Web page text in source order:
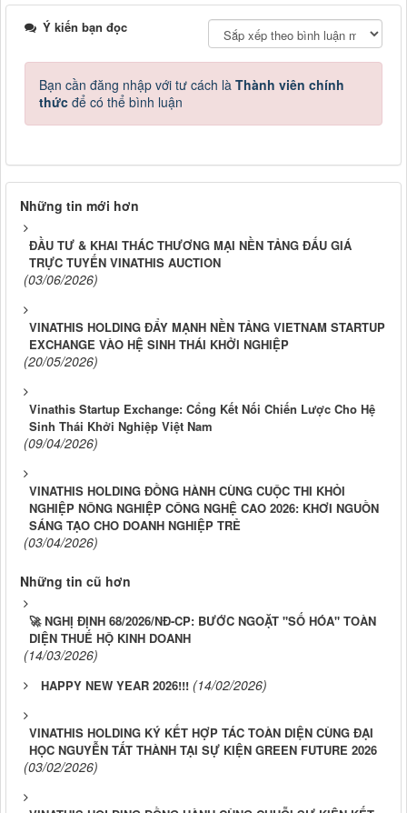
Ý kiến bạn đọc
Bạn cần đăng nhập với tư cách là Thành viên chính
thức để có thể bình luận
Những tin mới hơn
ĐẦU TƯ & KHAI THÁC THƯƠNG MẠI NỀN TẢNG ĐẤU GIÁ
TRỰC TUYẾN VINATHIS AUCTION
(03/06/2026)
VINATHIS HOLDING ĐẨY MẠNH NỀN TẢNG VIETNAM STARTUP
EXCHANGE VÀO HỆ SINH THÁI KHỞI NGHIỆP
(20/05/2026)
Vinathis Startup Exchange: Cổng Kết Nối Chiến Lược Cho Hệ
Sinh Thái Khởi Nghiệp Việt Nam
(09/04/2026)
VINATHIS HOLDING ĐỒNG HÀNH CÙNG CUỘC THI KHỎI
NGHIỆP NÔNG NGHIỆP CÔNG NGHỆ CAO 2026: KHƠI NGUỒN
SÁNG TẠO CHO DOANH NGHIỆP TRẺ
(03/04/2026)
Những tin cũ hơn
🚀 NGHỊ ĐỊNH 68/2026/NĐ-CP: BƯỚC NGOẶT "SỐ HÓA" TOÀN
DIỆN THUẾ HỘ KINH DOANH
(14/03/2026)
HAPPY NEW YEAR 2026!!! (14/02/2026)
VINATHIS HOLDING KÝ KẾT HỢP TÁC TOÀN DIỆN CÙNG ĐẠI
HỌC NGUYỄN TẤT THÀNH TẠI SỰ KIỆN GREEN FUTURE 2026
(03/02/2026)